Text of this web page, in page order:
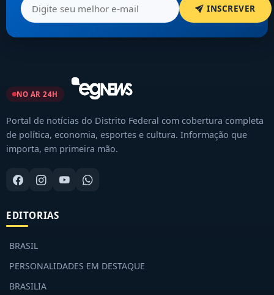
INSCREVER
NO AR 24H
Portal de notícias do Distrito Federal com cobertura completa
de política, economia, esportes e cultura. Informação que
importa, em primeira mão.
EDITORIAS
BRASIL
PERSONALIDADES EM DESTAQUE
BRASILIA